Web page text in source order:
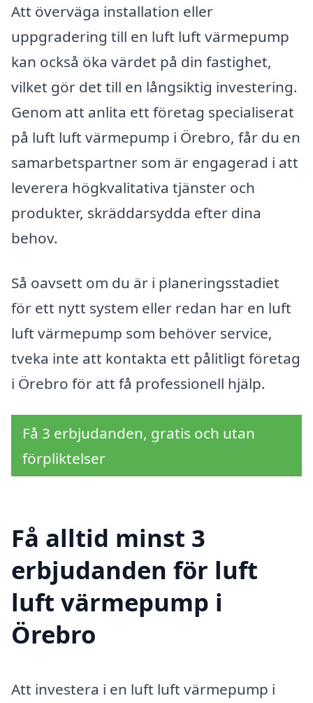
Att överväga installation eller
uppgradering till en luft luft värmepump
kan också öka värdet på din fastighet,
vilket gör det till en långsiktig investering.
Genom att anlita ett företag specialiserat
på luft luft värmepump i Örebro, får du en
samarbetspartner som är engagerad i att
leverera högkvalitativa tjänster och
produkter, skräddarsydda efter dina
behov.
Så oavsett om du är i planeringsstadiet
för ett nytt system eller redan har en luft
luft värmepump som behöver service,
tveka inte att kontakta ett pålitligt företag
i Örebro för att få professionell hjälp.
Få 3 erbjudanden, gratis och utan
förpliktelser
Få alltid minst 3
erbjudanden för luft
luft värmepump i
Örebro
Att investera i en luft luft värmepump i